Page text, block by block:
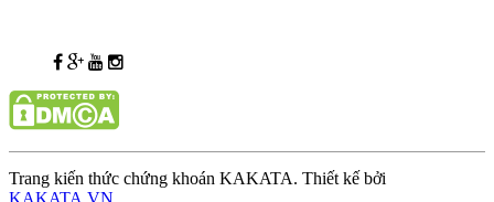
Trang kiến thức chứng khoán KAKATA. Thiết kế bởi
KAKATA.VN